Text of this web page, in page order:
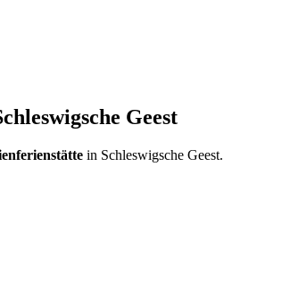
Geest
in Schleswigsche Geest.